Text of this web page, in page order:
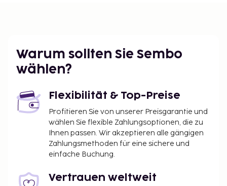
Warum sollten Sie Sembo
wählen?
Flexibilität & Top-Preise
Profitieren Sie von unserer Preisgarantie und
wählen Sie flexible Zahlungsoptionen, die zu
Ihnen passen. Wir akzeptieren alle gängigen
Zahlungsmethoden für eine sichere und
einfache Buchung.
Vertrauen weltweit